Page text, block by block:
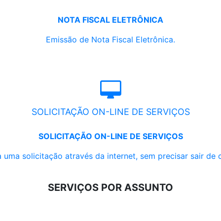
NOTA FISCAL ELETRÔNICA
Emissão de Nota Fiscal Eletrônica.
SOLICITAÇÃO ON-LINE DE SERVIÇOS
SOLICITAÇÃO ON-LINE DE SERVIÇOS
uma solicitação através da internet, sem precisar sair de
SERVIÇOS POR ASSUNTO